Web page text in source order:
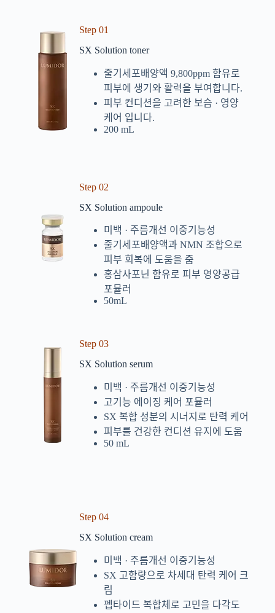
Step 01
SX Solution toner
줄기세포배양액 9,800ppm 함유로
피부에 생기와 활력을 부여합니다.
피부 컨디션을 고려한 보습 · 영양
케어 입니다.
200 mL
Step 02
SX Solution ampoule
미백 · 주름개선 이중기능성
줄기세포배양액과 NMN 조합으로
피부 회복에 도움을 줌
홍삼사포닌 함유로 피부 영양공급
포뮬러
50mL
Step 03
SX Solution serum
미백 · 주름개선 이중기능성
고기능 에이징 케어 포뮬러
SX 복합 성분의 시너지로 탄력 케어
피부를 건강한 컨디션 유지에 도움
50 mL
Step 04
SX Solution cream
미백 · 주름개선 이중기능성
SX 고함량으로 차세대 탄력 케어 크
림
펩타이드 복합체로 고민을 다각도